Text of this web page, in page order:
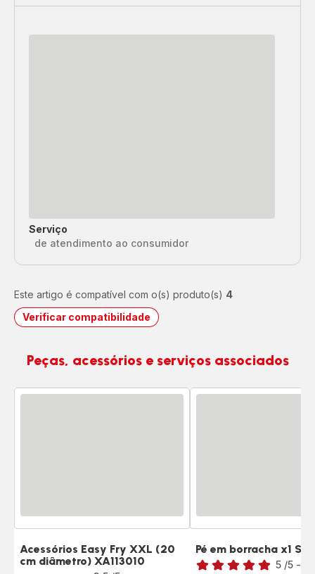
Serviço
de atendimento ao consumidor
Este artigo é compatível com o(s) produto(s) 4
Verificar compatibilidade
Peças, acessórios e serviços associados
Acessórios Easy Fry XXL (20
cm diâmetro) XA113010
Classificação
Pé em borracha x1
Classificação
5 /5 -